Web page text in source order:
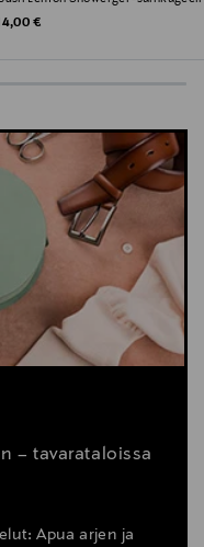
Price
€
– tavarataloissa
Apua arjen ja